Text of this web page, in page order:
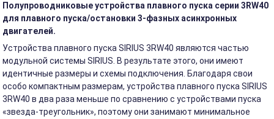
Полупроводниковые устройства плавного пуска серии 3RW40
для плавного пуска/остановки 3-фазных асинхронных
двигателей.
Устройства плавного пуска SIRIUS 3RW40 являются частью
модульной системы SIRIUS. В результате этого, они имеют
идентичные размеры и схемы подключения. Благодаря свои
особо компактным размерам, устройства плавного пуска SIRIUS
3RW40 в два раза меньше по сравнению с устройствами пуска
«звезда-треугольник», поэтому они занимают минимальное